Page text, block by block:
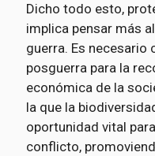
Dicho todo esto,
implica pensar más
guerra. Es necesario
posguerra para la
económica de la
la que la
oportunidad vital
conflicto,